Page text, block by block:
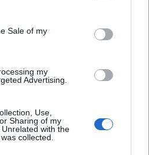
and its third-party tags to
purposes in below Google
Sale of my
my
Advertising.
Use,
Sharing of my
with the
collected.